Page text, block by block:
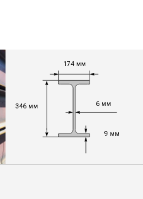
346 мм
174 мм
6 мм
9 мм